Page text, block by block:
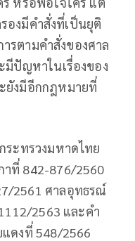
องมีคำสั่งที่เป็นยุติ
รตามคำสั่งของศาล
มีปัญหาในเรื่องของ
ยังมีอีกกฎหมายที่
ระทรวง​มหาดไทย​
ที่ 842-876/2560
2561 ศาลอุทธรณ์
2563 และคำ
ดงที่ 548/2566